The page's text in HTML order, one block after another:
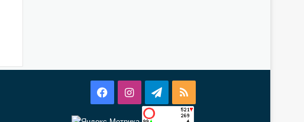
FacebookInstagramTelegram
RSS